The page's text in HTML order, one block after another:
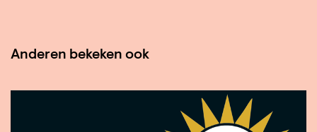
Anderen bekeken ook